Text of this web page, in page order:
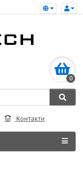
0
Контакти